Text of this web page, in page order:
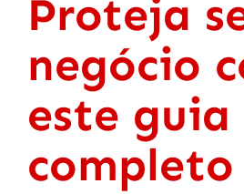
Proteja
negócio
este guia
completo